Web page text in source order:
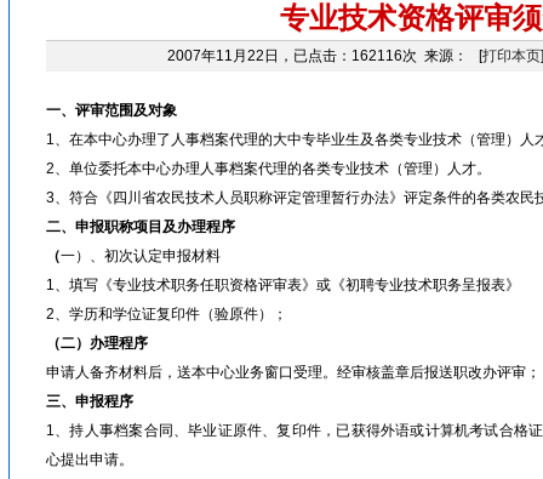
专业技术资格评审
2007年11月22日，已点击：162116次 来源： [打印本页
一、评审范围及对象
1、在本中心办理了人事档案代理的大中专毕业生及各类专业技术（管理）人
2、单位委托本中心办理人事档案代理的各类专业技术（管理）人才。
3、符合《四川省农民技术人员职称评定管理暂行办法》评定条件的各类农民
二、申报职称项目及办理程序
（一）、初次认定申报材料
1、填写《专业技术职务任职资格评审表》或《初聘专业技术职务呈报表》
2、学历和学位证复印件（验原件）；
（二）办理程序
申请人备齐材料后，送本中心业务窗口受理。经审核盖章后报送职改办评审；
三、申报程序
1、持人事档案合同、毕业证原件、复印件，已获得外语或计算机考试合格
心提出申请。